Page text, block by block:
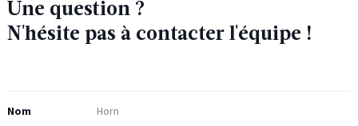
Une question ?
N'hésite pas à contacter l'équipe !
Nom